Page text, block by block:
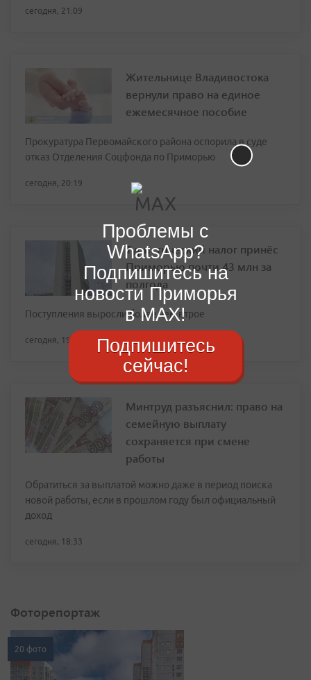
сегодня, 21:09
Жительнице Владивостока
вернули право на единое
ежемесячное пособие
Прокуратура Первомайского района оспорила в суде
отказ Отделения Соцфонда по Приморью
сегодня, 20:19
Туристический налог принёс
Приморью почти 43 млн за
полгода
Поступления выросли более чем втрое
сегодня, 19:02
Минтруд разъяснил: право на
семейную выплату
сохраняется при смене
работы
Обратиться за выплатой можно даже в период поиска
новой работы, если в прошлом году был официальный
доход
сегодня, 18:33
Фоторепортаж
20 фото
Проблемы с
WhatsApp?
Подпишитесь на
новости Приморья
в MAX!
Подпишитесь
сейчас!